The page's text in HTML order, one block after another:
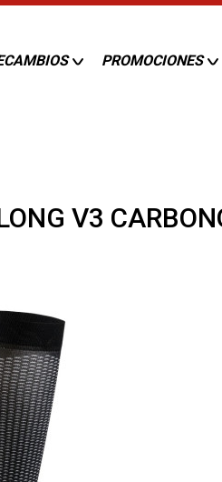
PROMOCIONES
V3